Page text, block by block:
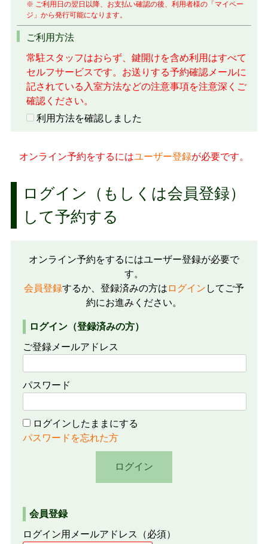
※ ご利用日の翌日以降、お支払い確認の後、利用者様の「マイペー
ジ」から発行可能になります。
ご利用方法
常駐スタッフはおらず、鍵開けを含め利用はすべて
セルフサービスです。お送りする予約確認メールに
記されている入室方法などの注意事項を注意深くご
確認ください。
利用方法を確認しました
オンライン予約をするにはユーザー登録が必要です。
ログイン（もしくは会員登録）
して予約する
オンライン予約をするにはユーザー登録が必要で
す。
会員登録するか、登録済みの方は ログイン してご予
約にお進みください。
ログイン（登録済みの方）
ご登録メールアドレス
パスワード
ログインしたままにする
パスワードを忘れた方
会員登録
ログイン用メールアドレス （必須）